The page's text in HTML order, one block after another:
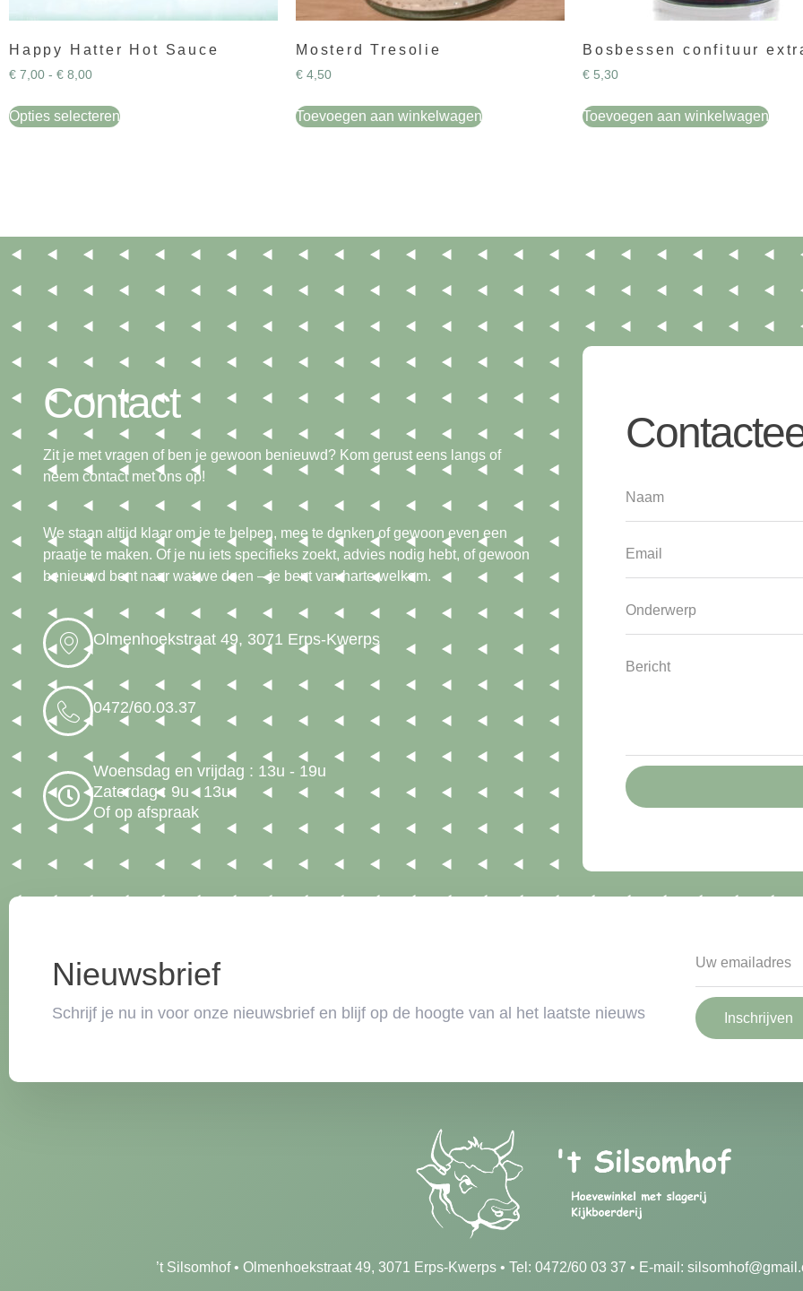
Happy Hatter Hot Sauce
€ 7,00 - € 8,00
Opties selecteren
Mosterd Tresolie
€ 4,50
Toevoegen aan winkelwagen
Bosbessen confituur
€ 5,30
Toevoegen aan winkelwagen
Contact
Zit je met vragen of ben je gewoon benieuwd? Kom gerust eens langs of
neem contact met ons op!
We staan altijd klaar om je te helpen, mee te denken of gewoon even een
praatje te maken. Of je nu iets specifieks zoekt, advies nodig hebt, of gewoon
benieuwd bent naar wat we doen – je bent van harte welkom.
Olmenhoekstraat 49, 3071 Erps-Kwerps
0472/60.03.37
Woensdag en vrijdag : 13u - 19u
Zaterdag : 9u - 13u
Of op afspraak
Nieuwsbrief
Schrijf je nu in voor onze nieuwsbrief en blijf op de hoogte van al het laatste nieuws Inschrijven
’t Silsomhof • Olmenhoekstraat 49, 3071 Erps-Kwerps • Tel: 0472/60 03 37 • E-mail: